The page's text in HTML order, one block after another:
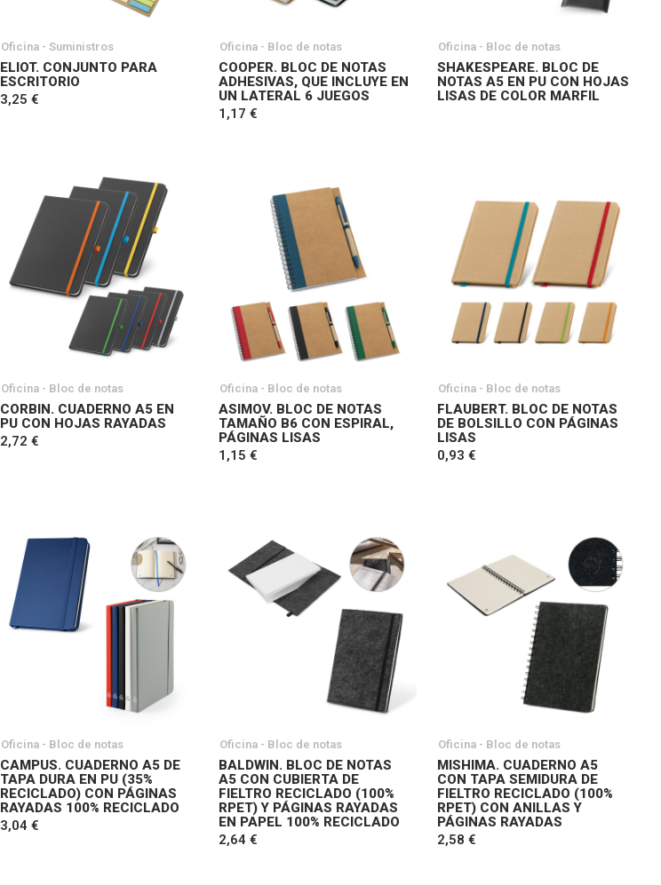
Oficina - Suministros
ELIOT. CONJUNTO PARA
ESCRITORIO
3,25 €
Oficina - Bloc de notas
COOPER. BLOC DE NOTAS
ADHESIVAS, QUE INCLUYE EN
UN LATERAL 6 JUEGOS
1,17 €
Oficina - Bloc de notas
SHAKESPEARE. BLOC DE
NOTAS A5 EN PU CON HOJAS
LISAS DE COLOR MARFIL
Oficina - Bloc de notas
CORBIN. CUADERNO A5 EN
PU CON HOJAS RAYADAS
2,72 €
Oficina - Bloc de notas
ASIMOV. BLOC DE NOTAS
TAMAÑO B6 CON ESPIRAL,
PÁGINAS LISAS
1,15 €
Oficina - Bloc de notas
FLAUBERT. BLOC DE NOTAS
DE BOLSILLO CON PÁGINAS
LISAS
0,93 €
Oficina - Bloc de notas
CAMPUS. CUADERNO A5 DE
TAPA DURA EN PU (35%
RECICLADO) CON PÁGINAS
RAYADAS 100% RECICLADO
3,04 €
Oficina - Bloc de notas
BALDWIN. BLOC DE NOTAS
A5 CON CUBIERTA DE
FIELTRO RECICLADO (100%
RPET) Y PÁGINAS RAYADAS
EN PAPEL 100% RECICLADO
2,64 €
Oficina - Bloc de notas
MISHIMA. CUADERNO A5
CON TAPA SEMIDURA DE
FIELTRO RECICLADO (100%
RPET) CON ANILLAS Y
PÁGINAS RAYADAS
2,58 €